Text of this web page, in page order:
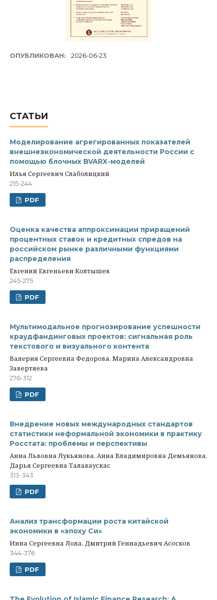
ОПУБЛИКОВАН: 2026-06-23
СТАТЬИ
Моделирование агрегированных показателей
внешнеэкономической деятельности России с
помощью блочных BVARX-моделей
Илья Сергеевич Слаболицкий
215-244
PDF
Оценка качества аппроксимации приращений
процентных ставок и кредитных спредов на
российском рынке различными функциями
распределения
Евгений Евгеньеви Колтышев
245-275
PDF
Мультимодальное прогнозирование успешности
краудфандинговых проектов: сигнальная роль
текстового и визуального контента
Валерия Сергеевна Федорова, Марина Александровна
Завертяева
276-312
PDF
Внедрение новых международных стандартов
статистики неформальной экономики в практику
Росстата: проблемы и перспективы
Анна Львовна Лукьянова, Анна Владимировна Демьянова,
Дарья Сергеевна Талакаускас
313-343
PDF
Анализ трансформации роста китайской
экономики в «эпоху Си»
Инна Сергеевна Лола, Дмитрий Геннадьевич Асосков
344-376
PDF